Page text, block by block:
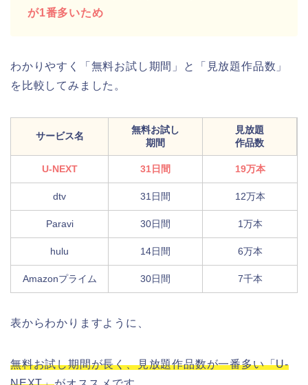
が1番多いため
わかりやすく「無料お試し期間」と「見放題作品数」
を比較してみました。
サービス名
無料お試し
期間
見放題
作品数
U-NEXT 31日間 19万本
dtv 31日間 12万本
Paravi 30日間 1万本
hulu 14日間 6万本
Amazonプライム 30日間 7千本
表からわかりますように、
無料お試し期間が長く、見放題作品数が一番多い「U-